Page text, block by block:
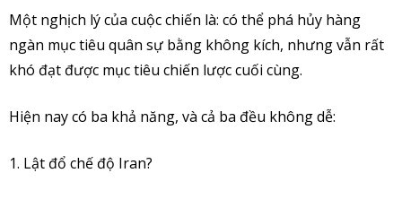
Một nghịch lý của cuộc chiến là: có thể phá hủy hàng
ngàn mục tiêu quân sự bằng không kích, nhưng vẫn rất
khó đạt được mục tiêu chiến lược cuối cùng.
Hiện nay có ba khả năng, và cả ba đều không dễ:
1. Lật đổ chế độ Iran?